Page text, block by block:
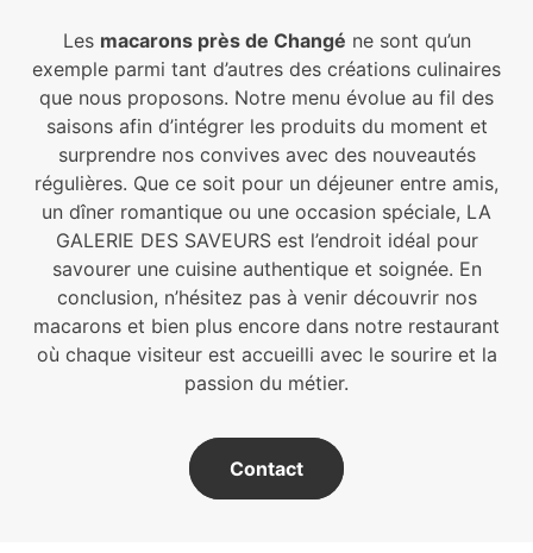
Les macarons près de Changé ne sont qu’un
exemple parmi tant d’autres des créations culinaires
que nous proposons. Notre menu évolue au fil des
saisons afin d’intégrer les produits du moment et
surprendre nos convives avec des nouveautés
régulières. Que ce soit pour un déjeuner entre amis,
un dîner romantique ou une occasion spéciale, LA
GALERIE DES SAVEURS est l’endroit idéal pour
savourer une cuisine authentique et soignée. En
conclusion, n’hésitez pas à venir découvrir nos
macarons et bien plus encore dans notre restaurant
où chaque visiteur est accueilli avec le sourire et la
passion du métier.
Contact